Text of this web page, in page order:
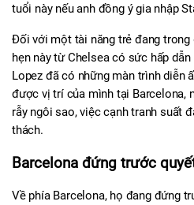
tuổi này nếu anh đồng ý gia nhập
Đối với một tài năng trẻ đang
hẹn này từ Chelsea có sức hấp
Lopez đã có những màn trình diễn
được vị trí của mình tại Barcelona,
rẫy ngôi sao, việc cạnh tranh suất
thách.
Barcelona đứng trước
Về phía Barcelona, họ đang đứng